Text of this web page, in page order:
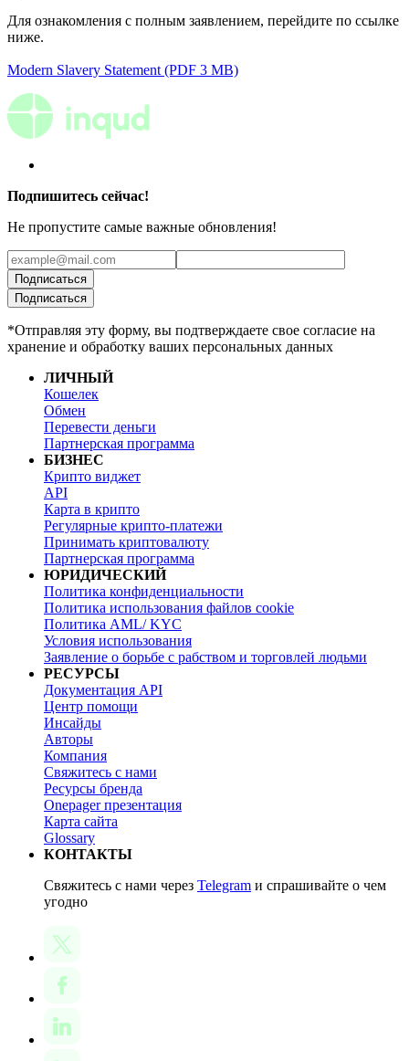
Для ознакомления с полным заявлением, перейдите по ссылке
ниже.
Modern Slavery Statement (PDF 3 MB)
Подпишитесь сейчас!
Не пропустите самые важные обновления!
Подписаться
Подписаться
*Отправляя эту форму, вы подтверждаете свое согласие на
хранение и обработку ваших персональных данных
ЛИЧНЫЙ
Кошелек
Обмен
Перевести деньги
Партнерская программа
БИЗНЕС
Крипто виджет
API
Карта в крипто
Регулярные крипто-платежи
Принимать криптовалюту
Партнерская программа
ЮРИДИЧЕСКИЙ
Политика конфиденциальности
Политика использования файлов cookie
Политика AML/ KYC
Условия использования
Заявление о борьбе с рабством и торговлей людьми
РЕСУРСЫ
Документация API
Центр помощи
Инсайды
Авторы
Компания
Свяжитесь с нами
Ресурсы бренда
Onepager презентация
Карта сайта
Glossary
КОНТАКТЫ
Свяжитесь с нами через Telegram и спрашивайте о чем
угодно